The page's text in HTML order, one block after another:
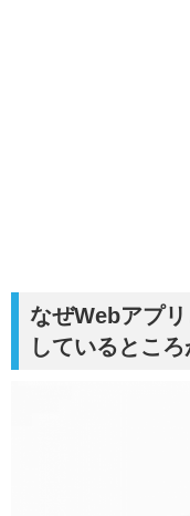
なぜWebアプ
しているとこ